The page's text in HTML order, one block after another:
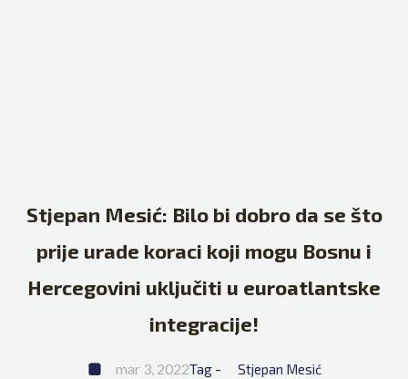
Stjepan Mesić: Bilo bi dobro da se što
prije urade koraci koji mogu Bosnu i
Hercegovini uključiti u euroatlantske
integracije!
mar 3, 2022Tag - Stjepan Mesić